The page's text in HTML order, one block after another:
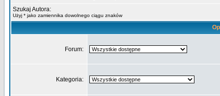
Szukaj Autora:
Użyj * jako zamiennika dowolnego ciągu znaków
Forum:
Kategoria: